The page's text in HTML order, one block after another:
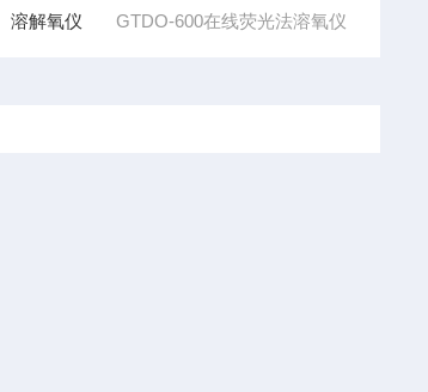
溶解氧仪 GTDO-600在线荧光法溶氧仪